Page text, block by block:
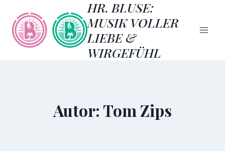
Inhalt
springen
HR. BLUSE:
MUSIK VOLLER
LIEBE &
WIRGEFÜHL
Autor: Tom Zips